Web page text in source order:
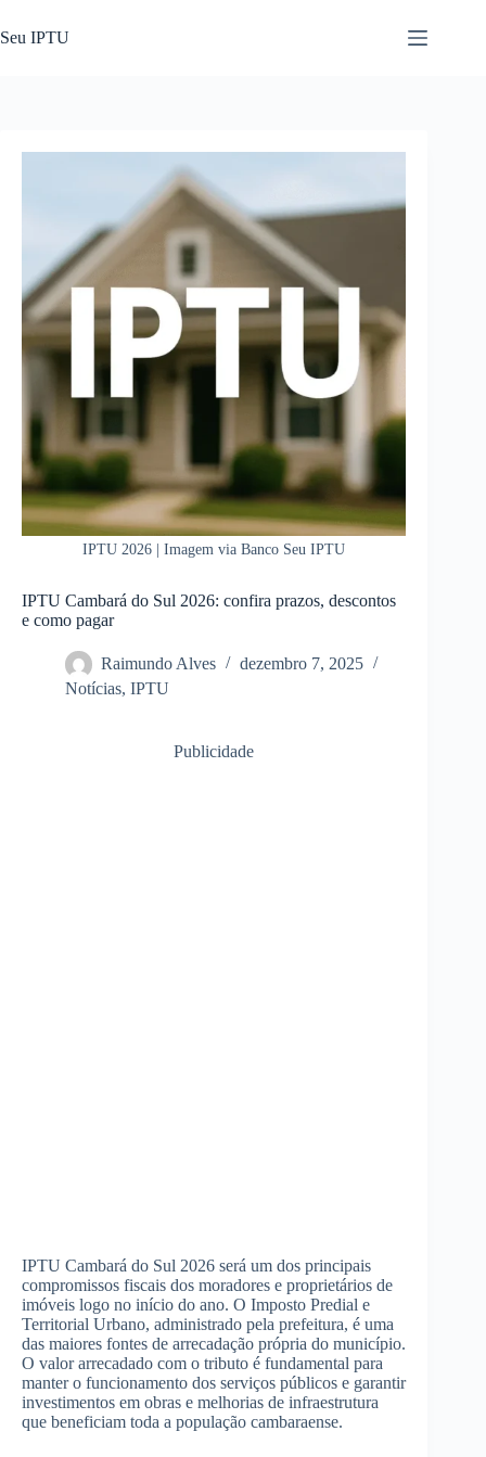
para
o
Seu IPTU
IPTU 2026 | Imagem via Banco Seu IPTU
IPTU Cambará do Sul 2026: confira prazos, descontos
e como pagar
Raimundo Alves
dezembro 7, 2025
Notícias, IPTU
Publicidade
IPTU Cambará do Sul 2026 será um dos principais
compromissos fiscais dos moradores e proprietários de
imóveis logo no início do ano. O Imposto Predial e
Territorial Urbano, administrado pela prefeitura, é uma
das maiores fontes de arrecadação própria do município.
O valor arrecadado com o tributo é fundamental para
manter o funcionamento dos serviços públicos e garantir
investimentos em obras e melhorias de infraestrutura
que beneficiam toda a população cambaraense.